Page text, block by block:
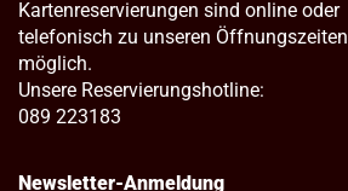
Kartenreservierungen sind online oder
telefonisch zu unseren Öffnungszeiten
möglich.
Unsere Reservierungshotline:
089 223183
Newsletter-Anmeldung